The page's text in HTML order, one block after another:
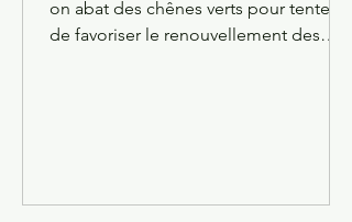
on abat des chênes verts pour tenter
de favoriser le renouvellement des